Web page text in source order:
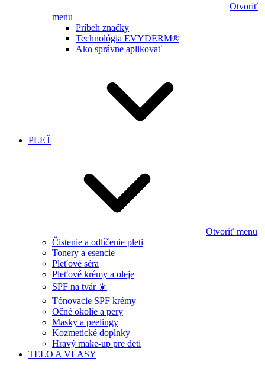
Otvoriť
menu
Príbeh značky
Technológia EVYDERM®
Ako správne aplikovať
PLEŤ
Otvoriť menu
Čistenie a odlíčenie pleti
Tonery a esencie
Pleťové séra
Pleťové krémy a oleje
SPF na tvár ☀️
Tónovacie SPF krémy
Očné okolie a pery
Masky a peelingy
Kozmetické doplnky
Hravý make-up pre deti
TELO A VLASY